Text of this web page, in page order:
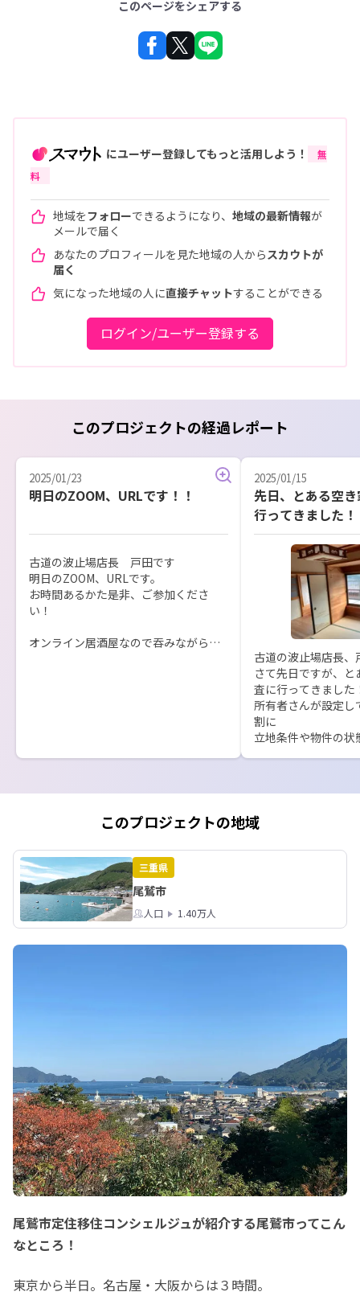
このページをシェアする
にユーザー登録してもっと活用しよう！
無
料
地域をフォローできるようになり、 地域の最新情報が
メールで届く
あなたのプロフィールを見た地域の人から スカウトが
届く
気になった地域の人に直接チャットすることができる
ログイン/ユーザー登録する
このプロジェクトの経過レポート
2025/01/23
明日のZOOM、URLです！！
古道の波止場店長　戸田です
明日のZOOM、URLです。
お時間あるかた是非、ご参加くださ
い！
オンライン居酒屋なので吞みながら参
HfSf.1
2025/01/15
先日、とある空
行ってきました！
古道の波止場店長、
さて先日ですが、
査に行ってきました
所有者さんが設定
割に
立地条件や物件の状
空き家バンクはすべ
のではございません
(興味あるを押して
リンク送付います)
このプロジェクトの地域
三重県
尾鷲市
人口 1.40万人
尾鷲市定住移住コンシェルジュが紹介する尾鷲市ってこん
なところ！
東京から半日。名古屋・大阪からは３時間。